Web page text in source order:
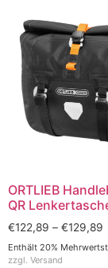
ORTLIEB
QR
€122,89 – €129,89
Enthält 20%
zzgl. Versand